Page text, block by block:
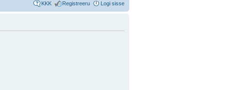
KKK Registreeru Logi sisse